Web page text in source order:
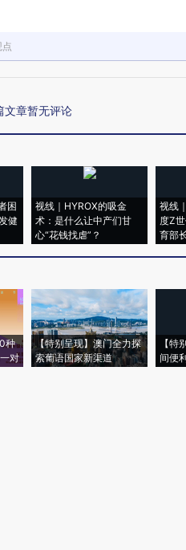
文章暂无评论
困
健
视线｜HYROX的吸金
术：是什么让中产们甘
心“花钱找虐”？
视线
度Z
育部
种
对
【特别呈现】澳门全力探
索葡语国家新渠道
【特
间便